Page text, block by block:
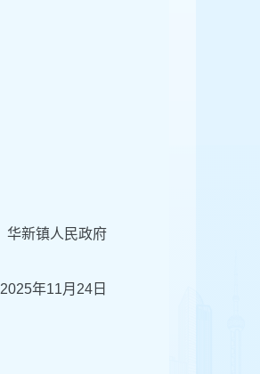
华新镇人民政府
2025年11月 24 日